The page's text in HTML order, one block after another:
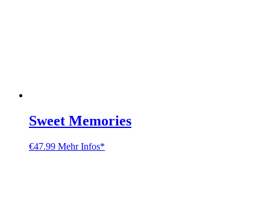
Sweet Memories
€47.99 Mehr Infos*